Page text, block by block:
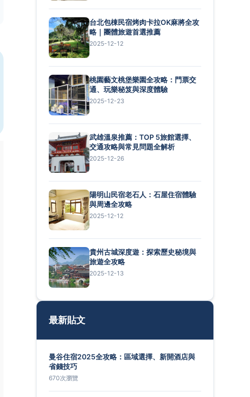
台北包棟民宿烤肉卡拉OK麻將全攻
略｜團體旅遊首選推薦
2025-12-12
桃園藝文桃堡樂園全攻略：門票交
通、玩樂秘笈與深度體驗
2025-12-23
武雄溫泉推薦：TOP 5旅館選擇、
交通攻略與常見問題全解析
2025-12-26
陽明山民宿老石人：石屋住宿體驗
與周邊全攻略
2025-12-12
貴州古城深度遊：探索歷史秘境與
旅遊全攻略
2025-12-13
最新貼文
曼谷住宿2025全攻略：區域選擇、新開酒店與
省錢技巧
670次瀏覽